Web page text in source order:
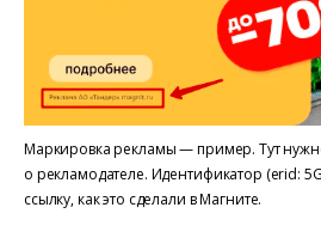
Маркировка рекламы — пример. Тут
о рекламодателе. Идентификатор (erid:
ссылку, как это сделали в Магните.